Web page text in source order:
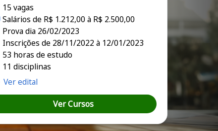
15 vagas
Salários de R$ 1.212,00 à R$ 2.500,00
Prova dia 26/02/2023
Inscrições de 28/11/2022 à 12/01/2023
53 horas de estudo
11 disciplinas
Ver edital
Ver Cursos